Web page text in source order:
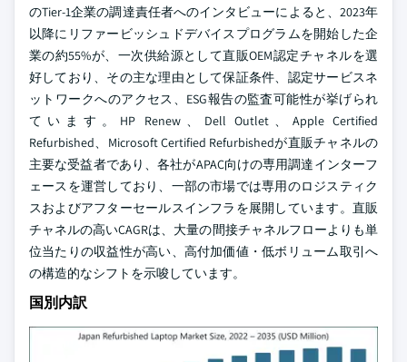
のTier-1企業の調達責任者へのインタビューによると、2023年
以降にリファービッシュドデバイスプログラムを開始した企
業の約55%が、一次供給源として直販OEM認定チャネルを選
好しており、その主な理由として保証条件、認定サービスネ
ットワークへのアクセス、ESG報告の監査可能性が挙げられ
ています。HP Renew、Dell Outlet、Apple Certified
Refurbished、Microsoft Certified Refurbishedが直販チャネルの
主要な受益者であり、各社がAPAC向けの専用調達インターフ
ェースを運営しており、一部の市場では専用のロジスティク
スおよびアフターセールスインフラを展開しています。直販
チャネルの高いCAGRは、大量の間接チャネルフローよりも単
位当たりの収益性が高い、高付加価値・低ボリューム取引へ
の構造的なシフトを示唆しています。
国別内訳